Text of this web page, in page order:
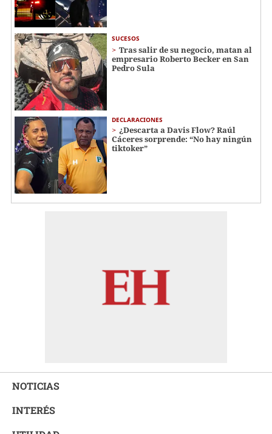
SUCESOS
Tras salir de su negocio, matan al
empresario Roberto Becker en San
Pedro Sula
DECLARACIONES
¿Descarta a Davis Flow? Raúl
Cáceres sorprende: “No hay ningún
tiktoker”
NOTICIAS
INTERÉS